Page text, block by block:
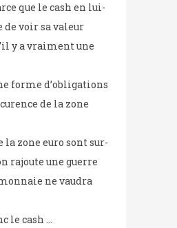
que le cash en lui-
de voir sa valeur
y a vraiment une
forme d’obligations
de la zone
la zone euro sont sur-
rajoute une guerre
ne vaudra
le cash …